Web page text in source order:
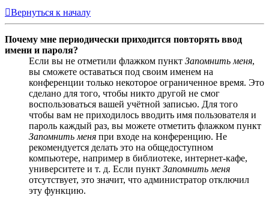
Вернуться к началу
Почему мне периодически приходится повторять ввод
имени и пароля?
Если вы не отметили флажком пункт Запомнить меня,
вы сможете оставаться под своим именем на
конференции только некоторое ограниченное время. Это
сделано для того, чтобы никто другой не смог
воспользоваться вашей учётной записью. Для того
чтобы вам не приходилось вводить имя пользователя и
пароль каждый раз, вы можете отметить флажком пункт
Запомнить меня при входе на конференцию. Не
рекомендуется делать это на общедоступном
компьютере, например в библиотеке, интернет-кафе,
университете и т. д. Если пункт Запомнить меня
отсутствует, это значит, что администратор отключил
эту функцию.